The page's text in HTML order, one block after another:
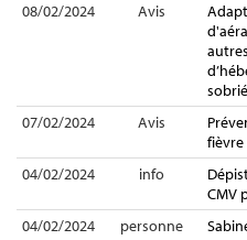
08/02/2024
Avis
07/02/2024
Avis
04/02/2024
info
CMV
04/02/2024
personne